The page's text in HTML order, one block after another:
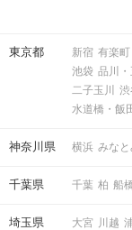
マッチングした方
アクセス
東京都 新宿 有楽町
池袋 品川・
二子玉川
渋
水道橋・飯
神奈川県 横浜 みな
千葉県 千葉 柏 船
埼玉県 大宮 川越